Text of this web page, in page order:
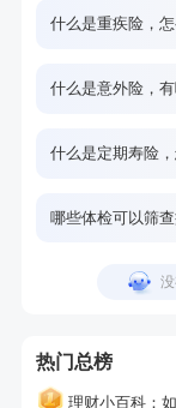
什么是重疾险，
什么是意外险，
什么是定期寿险
哪些体检可以筛查
热门总榜
理财小百科：